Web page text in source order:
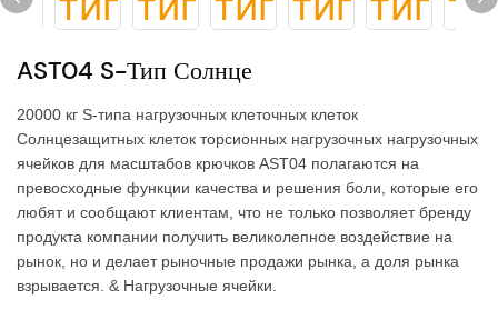
AST04 S-Тип Солнце
20000 кг S-типа нагрузочных клеточных клеток
Солнцезащитных клеток торсионных нагрузочных нагрузочных
ячейков для масштабов крючков AST04 полагаются на
превосходные функции качества и решения боли, которые его
любят и сообщают клиентам, что не только позволяет бренду
продукта компании получить великолепное воздействие на
рынок, но и делает рыночные продажи рынка, а доля рынка
взрывается. & Нагрузочные ячейки.